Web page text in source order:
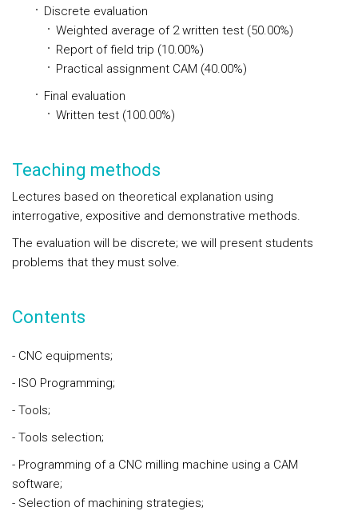
Discrete evaluation
Weighted average of 2 written test (50.00%)
Report of field trip (10.00%)
Practical assignment CAM (40.00%)
Final evaluation
Written test (100.00%)
Teaching methods
Lectures based on theoretical explanation using
interrogative, expositive and demonstrative methods.
The evaluation will be discrete; we will present students
problems that they must solve.
Contents
- CNC equipments;
- ISO Programming;
- Tools;
- Tools selection;
- Programming of a CNC milling machine using a CAM
software;
- Selection of machining strategies;